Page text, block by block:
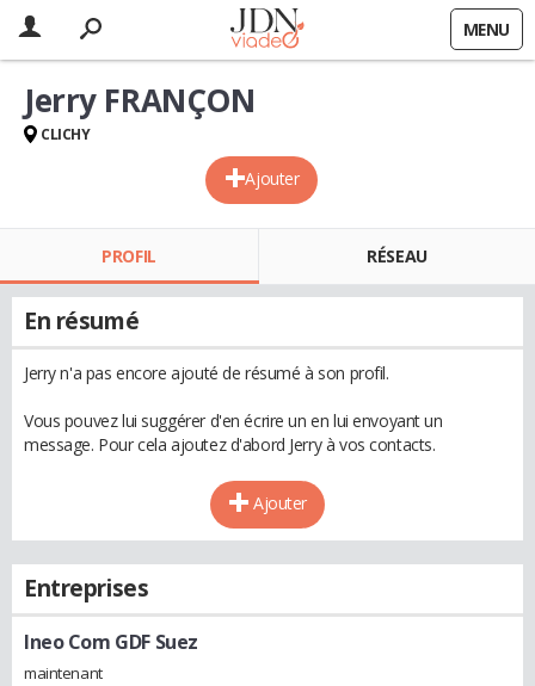
MENU
Ajouter
Jerry FRANÇON
CLICHY
PROFIL RÉSEAU
En résumé
Jerry n'a pas encore ajouté de résumé à son profil.
Vous pouvez lui suggérer d'en écrire un en lui envoyant un
message. Pour cela ajoutez d'abord Jerry à vos contacts.
Ajouter
Entreprises
Ineo Com GDF Suez
maintenant